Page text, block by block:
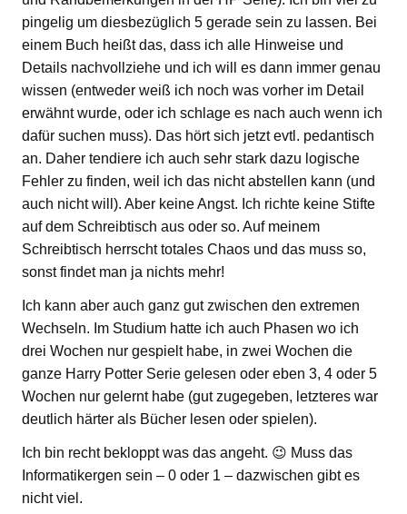
pingelig um diesbezüglich 5 gerade sein zu lassen. Bei
einem Buch heißt das, dass ich alle Hinweise und
Details nachvollziehe und ich will es dann immer genau
wissen (entweder weiß ich noch was vorher im Detail
erwähnt wurde, oder ich schlage es nach auch wenn ich
dafür suchen muss). Das hört sich jetzt evtl. pedantisch
an. Daher tendiere ich auch sehr stark dazu logische
Fehler zu finden, weil ich das nicht abstellen kann (und
auch nicht will). Aber keine Angst. Ich richte keine Stifte
auf dem Schreibtisch aus oder so. Auf meinem
Schreibtisch herrscht totales Chaos und das muss so,
sonst findet man ja nichts mehr!
Ich kann aber auch ganz gut zwischen den extremen
Wechseln. Im Studium hatte ich auch Phasen wo ich
drei Wochen nur gespielt habe, in zwei Wochen die
ganze Harry Potter Serie gelesen oder eben 3, 4 oder 5
Wochen nur gelernt habe (gut zugegeben, letzteres war
deutlich härter als Bücher lesen oder spielen).
Ich bin recht bekloppt was das angeht. 😉 Muss das
Informatikergen sein – 0 oder 1 – dazwischen gibt es
nicht viel.